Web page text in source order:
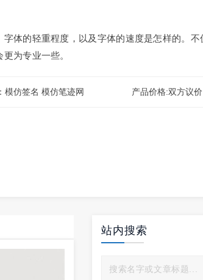
体的轻重程度，以及字体的速度是怎样的。不
为专业一些。
模仿签名 模仿笔迹网 产品价格:双方议价
站内搜索